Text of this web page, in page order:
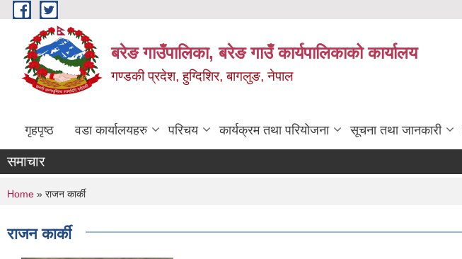
Skip to main content
बरेङ गाउँपालिका, बरेङ गाउँ कार्यपालिकाको कार्यालय
गण्डकी प्रदेश, हुग्दिशिर, बागलुङ, नेपाल
गृहपृष्ठ वडा कार्यालयहरु परिचय कार्यक्रम तथा परियोजना सूचना तथा जानकारी
समाचार
You are here
Home » राजन कार्की
राजन कार्की